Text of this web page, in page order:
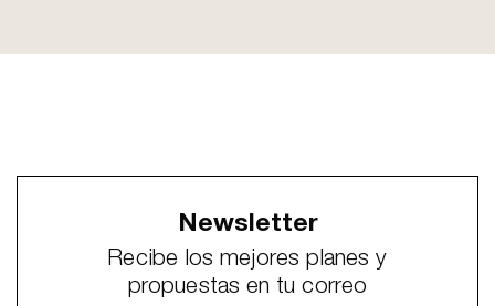
Newsletter
Recibe los mejores planes y
propuestas en tu correo